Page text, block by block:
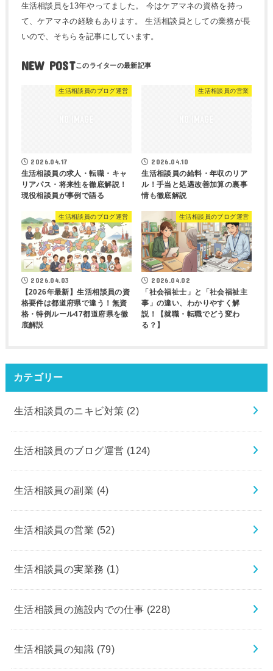
生活相談員を13年やってました。 今はケアマネの資格を持っ
て、ケアマネの経験もあります。 生活相談員としての業務が長
いので、そちらを記事にしています。
NEW POST
生活相談員のブログ運営
2026.04.17
生活相談員の求人・転職・キャ
リアパス・将来性を徹底解説！
現役相談員が事例で語る
生活相談員の営業
2026.04.10
生活相談員の給料・年収のリア
ル！手当と処遇改善加算の裏事
情も徹底解説
生活相談員のブログ運営
2026.04.03
【2026年最新】生活相談員の資
格要件は都道府県で違う！無資
格・特例ルール47都道府県を徹
底解説
生活相談員のブログ運営
2026.04.02
「社会福祉士」と「社会福祉主
事」の違い、わかりやすく解
説！【就職・転職でどう変わ
る？】
カテゴリー
生活相談員のニキビ対策 (2)
生活相談員のブログ運営 (124)
生活相談員の副業 (4)
生活相談員の営業 (52)
生活相談員の実業務 (1)
生活相談員の施設内での仕事 (228)
生活相談員の知識 (79)